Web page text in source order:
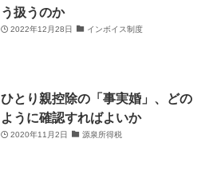
う扱うのか
2022年12月28日 インボイス制度
ひとり親控除の「事実婚」、どの
ように確認すればよいか
2020年11月2日 源泉所得税